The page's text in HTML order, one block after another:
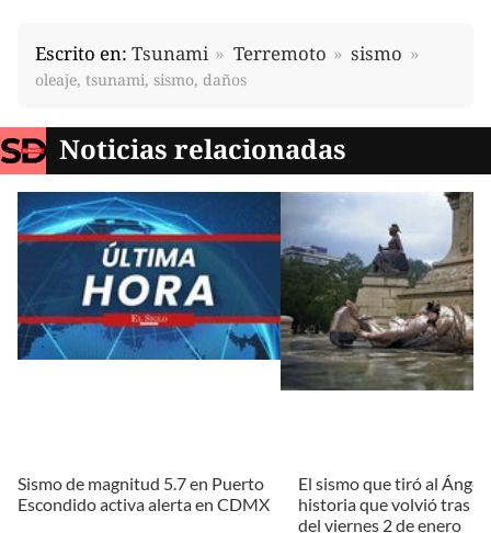
Escrito en: Tsunami Terremoto sismo
oleaje, tsunami, sismo, daños
Noticias relacionadas
Sismo de magnitud 5.7 en Puerto
Escondido activa alerta en CDMX
El sismo que tiró al
historia que volvió tras
del viernes 2 de enero